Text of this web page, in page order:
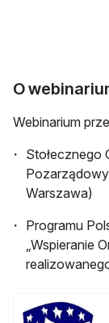
O
Webinarium
Stołecznego
Warszawa)
Programu
„Wspieranie